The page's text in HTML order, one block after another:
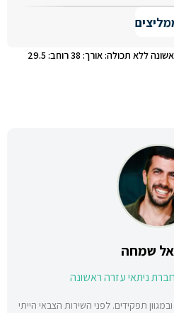
ללא תכולה:אורך: 38רוחב: 29.5
שמחה
ניתאי עזרה ראשונה
תפקידים. לפני השירות הצבאי הייתי